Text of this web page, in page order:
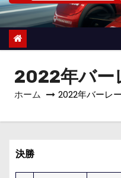
2022年バー
ホーム 2022年バーレ
決勝